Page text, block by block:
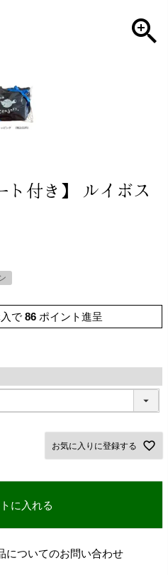
付き】 ルイボス
で 86 ポイント進呈
お気に入りに登録する
に入れる
についてのお問い合わせ